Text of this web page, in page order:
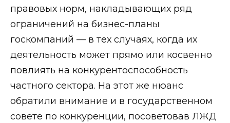
правовых норм, накладывающих ряд
ограничений на бизнес-планы
госкомпаний — в тех случаях, когда их
деятельность может прямо или косвенно
повлиять на конкурентоспособность
частного сектора. На этот же нюанс
обратили внимание и в государственном
совете по конкуренции, посоветовав ЛЖД